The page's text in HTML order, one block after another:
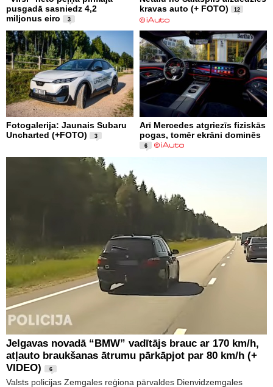
pusgadā sasniedz 4,2
miljonus eiro
3
kravas auto (+ FOTO)
12
Fotogalerija: Jaunais Subaru
Uncharted (+FOTO)
3
Arī Mercedes atgriezīs fiziskās
pogas, tomēr ekrāni dominēs
6
Jelgavas novadā “BMW” vadītājs brauc ar 170 km/h,
atļauto braukšanas ātrumu pārkāpjot par 80 km/h (+
VIDEO)
6
Valsts policijas Zemgales reģiona pārvaldes Dienvidzemgales